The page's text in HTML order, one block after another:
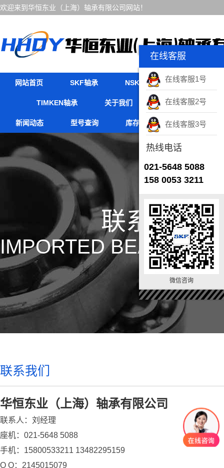
欢迎来到华恒东业（上海）轴承有限公司网站！
网站首页 SKF轴承 NSK轴承 FAG轴承
TIMKEN轴承 关于我们 产品中心
新闻动态 型号查询 库存实力 联系我们
联系我们
IMPORTED BEARING
联系我们
华恒东业（上海）轴承有限公司
联系人：刘经理
座机：021-5648 5088
手机：15800533211 13482295159
Q Q：2145015079
在线客服
在线客服1号
在线客服2号
在线客服3号
热线电话
021-5648 5088
158 0053 3211
微信咨询